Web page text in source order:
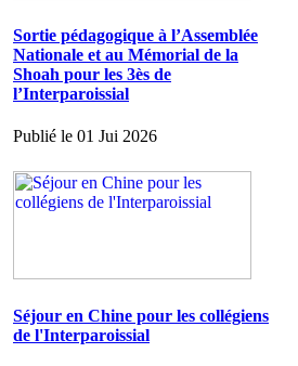
Sortie pédagogique à l’Assemblée
Nationale et au Mémorial de la
Shoah pour les 3ès de
l’Interparoissial
Publié le 01 Jui 2026
Séjour en Chine pour les collégiens
de l'Interparoissial